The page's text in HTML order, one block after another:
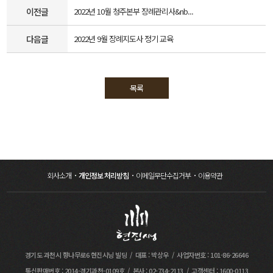
이전글 2022년 10월 청주본부 장례관리사&nb...
다음글 2022년 9월 장례지도사 정기 교육
목록
회사소개 개인정보 처리방침 이메일무단수집거부 이용약관
경기도 과천시 향나무로6 현진시닝 빌딩 대표 : 박상우
사업자번호 : 101-86-26646
통신판매번호 : 2014-경기과천-0109호
본사 : 02-734-2113 고객센터 : 1600-0113